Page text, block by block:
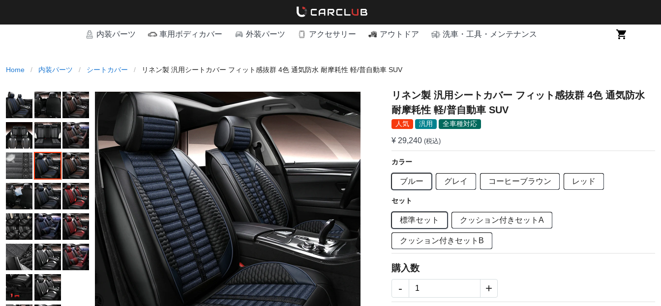
内装パーツ 車用ボディカバー 外装パーツ アクセサリー アウトドア 洗車・工具・メンテナンス
Home / 内装パーツ / シートカバー / リネン製 汎用シートカバー フィット感抜群 4色 通気防水 耐摩耗性 軽/普自動車 SUV
リネン製 汎用シートカバー フィット感抜群 4色 通気防水
耐摩耗性 軽/普自動車 SUV
人気 汎用 全車種対応
¥ 29,240 (税込)
カラー
ブルー グレイ コーヒーブラウン レッド
セット
標準セット クッション付きセットA
クッション付きセットB
購入数
- +